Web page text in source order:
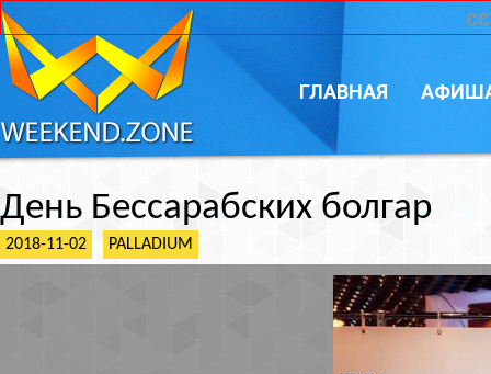
ГЛАВНАЯ
День Бессарабских болгар
2018-11-02 PALLADIUM